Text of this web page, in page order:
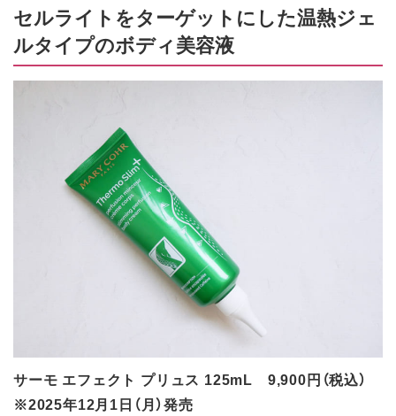
セルライトをターゲットにした温熱ジェ
ルタイプのボディ美容液
サーモ エフェクト プリュス 125mL 9,900円（税込）
※2025年12月1日（月）発売